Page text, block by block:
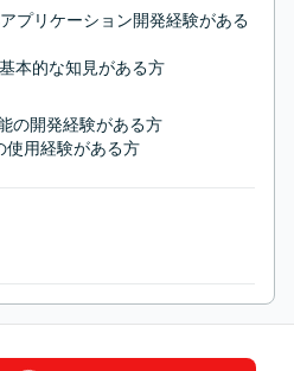
プリケーション開発経験がある
本的な知見がある方
の開発経験がある方
使用経験がある方